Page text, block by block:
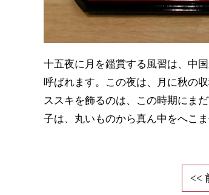
十五夜に月を鑑賞する風習は、中
呼ばれます。この夜は、月に秋の
ススキを飾るのは、この時期にま
子は、丸いものから真ん中をへこ
<<